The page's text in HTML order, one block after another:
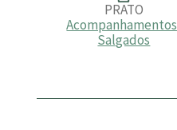
PRATO
Acompanhamentos
Salgados